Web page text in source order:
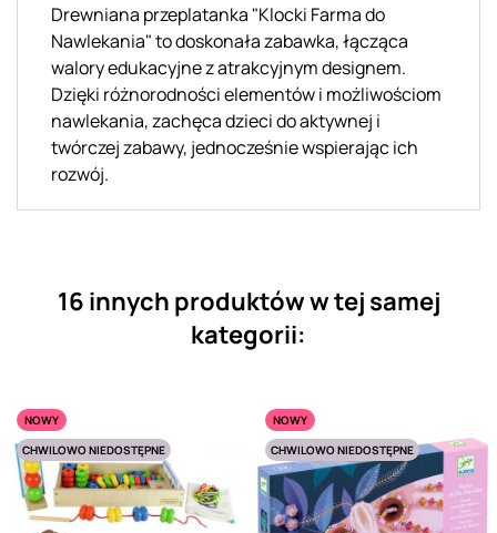
Drewniana przeplatanka "Klocki Farma do
Nawlekania" to doskonała zabawka, łącząca
walory edukacyjne z atrakcyjnym designem.
Dzięki różnorodności elementów i możliwościom
nawlekania, zachęca dzieci do aktywnej i
twórczej zabawy, jednocześnie wspierając ich
rozwój.
16 innych produktów w tej samej
kategorii:
NOWY
CHWILOWO NIEDOSTĘPNE
NOWY
CHWILOWO NIEDOSTĘPNE